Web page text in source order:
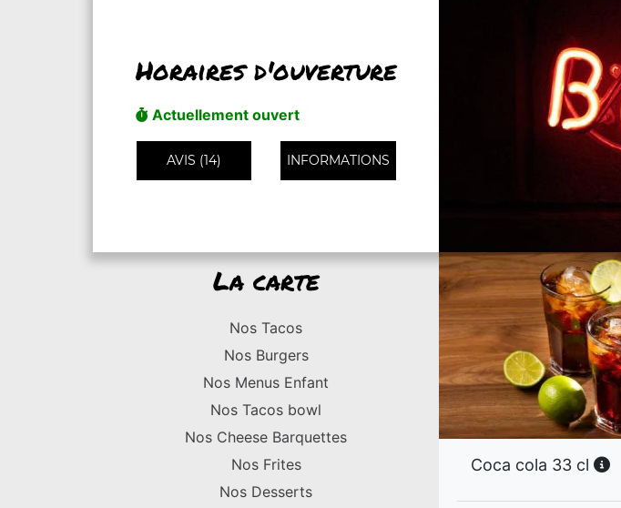
Horaires d'ouverture
Actuellement ouvert
AVIS (14) INFORMATIONS
La carte
Nos Tacos
Nos Burgers
Nos Menus Enfant
Nos Tacos bowl
Nos Cheese Barquettes
Nos Frites
Nos Desserts
Coca cola 33 cl